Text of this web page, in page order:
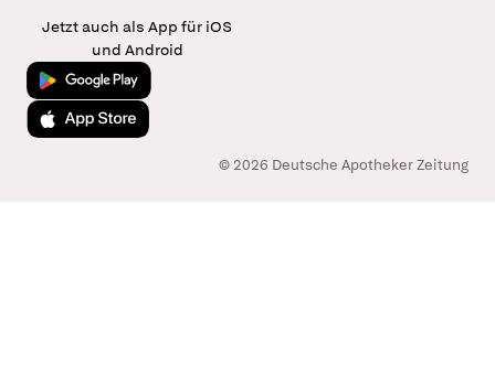
Jetzt auch als App für iOS
und Android
Jetzt bei Google Play
Laden im App Store
© 2026 Deutsche Apotheker Zeitung